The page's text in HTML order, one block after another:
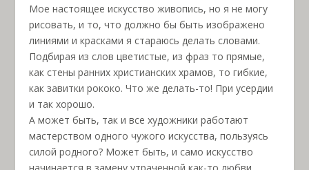
Мое настоящее искусство живопись, но я не могу
рисовать, и то, что должно бы быть изображено
линиями и красками я стараюсь делать словами.
Подбирая из слов цветистые, из фраз то прямые,
как стены ранних христианских храмов, то гибкие,
как завитки рококо. Что же делать-то! При усердии
и так хорошо.
А может быть, так и все художники работают
мастерством одного чужого искусства, пользуясь
силой родного? Может быть, и само искусство